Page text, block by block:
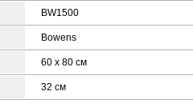
BW1500
Bowens
60 x 80 см
32 см